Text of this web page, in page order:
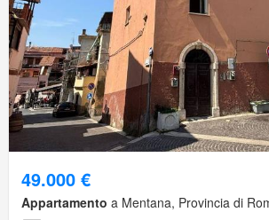
49.000 €
Appartamento a Mentana, Provincia di